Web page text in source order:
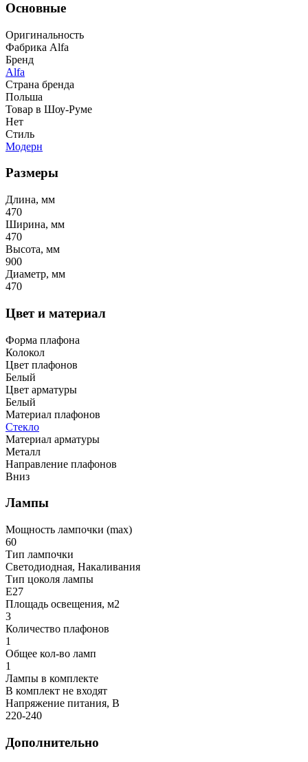
Основные
Оригинальность
Фабрика Alfa
Бренд
Alfa
Страна бренда
Польша
Товар в Шоу-Руме
Нет
Стиль
Модерн
Размеры
Длина, мм
470
Ширина, мм
470
Высота, мм
900
Диаметр, мм
470
Цвет и материал
Форма плафона
Колокол
Цвет плафонов
Белый
Цвет арматуры
Белый
Материал плафонов
Стекло
Материал арматуры
Металл
Направление плафонов
Вниз
Лампы
Мощность лампочки (max)
60
Тип лампочки
Светодиодная, Накаливания
Тип цоколя лампы
E27
Площадь освещения, м2
3
Количество плафонов
1
Общее кол-во ламп
1
Лампы в комплекте
В комплект не входят
Напряжение питания, В
220-240
Дополнительно